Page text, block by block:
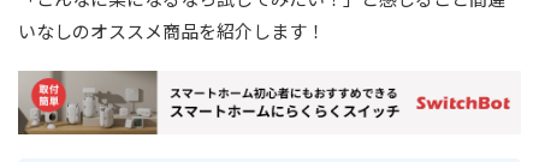
いなしのオススメ商品を紹介します！